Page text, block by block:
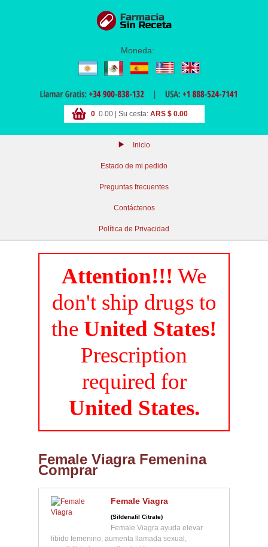
Moneda:
0 0.00 | Su cesta: ARS $ 0.00
Inicio
Estado de mi pedido
Preguntas frecuentes
Contáctenos
Política de Privacidad
Attention!!! We
don't ship drugs to
the United States!
Prescription
required for
United States.
Female Viagra Femenina
Comprar
Female Viagra
(Sildenafil Citrate)
Female Viagra ayuda elevar
libido femenino, aumenta llamada sexual,